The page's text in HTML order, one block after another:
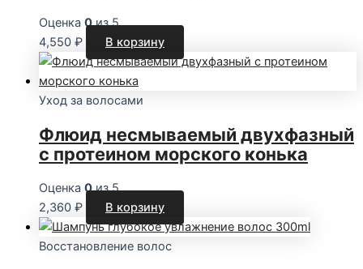
Оценка 0из 5
4,550 ₽ В корзину
Уход за волосами
Флюид несмываемый двухфазный
с протеином морского конька
Оценка 0из 5
2,360 ₽ В корзину
Восстановление волос